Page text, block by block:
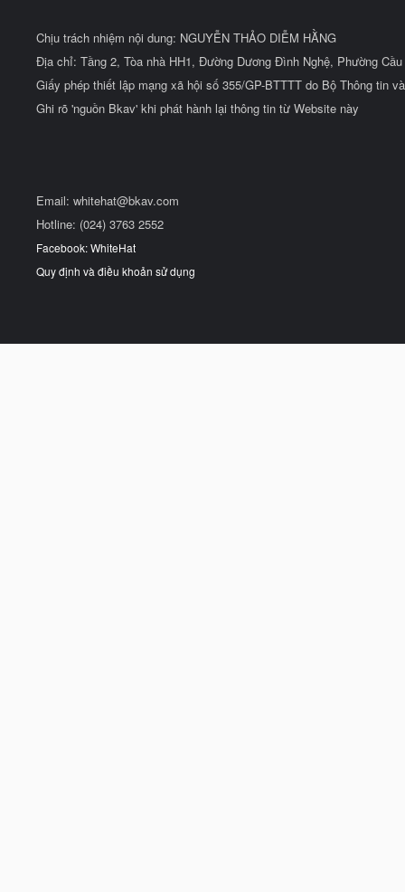
Chịu trách nhiệm nội dung: NGUYỄN THẢO DIỄM HẰNG
Địa chỉ: Tầng 2, Tòa nhà HH1, Đường Dương Đình Nghệ, Phường
Giấy phép thiết lập mạng xã hội số 355/GP-BTTTT do Bộ Thông tin
Ghi rõ 'nguồn Bkav' khi phát hành lại thông tin từ Website này
Email: whitehat@bkav.com
Hotline: (024) 3763 2552
Facebook: WhiteHat
Quy định và điều khoản sử dụng